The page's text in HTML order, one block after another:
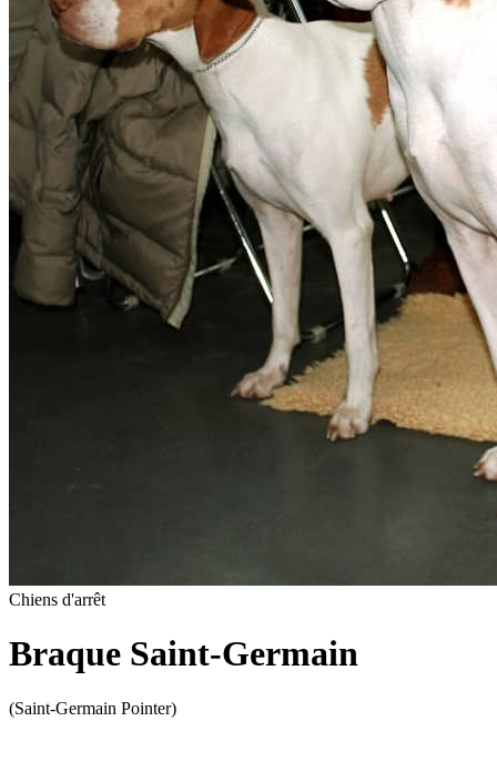
Chiens d'arrêt
Braque Saint-Germain
(Saint-Germain Pointer)